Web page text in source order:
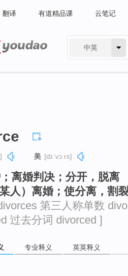
翻译 有道精品课 云笔记
中英
美 [dɪˈvɔːrs]
离婚判决；分开，脱离
人）离婚；使分离，割
第三人称单数
过去分词 divorced ]
专业释义 英英释义